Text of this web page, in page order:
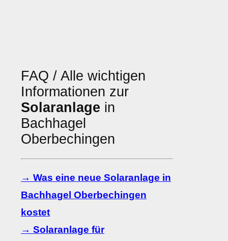
FAQ / Alle wichtigen
Informationen zur
Solaranlage in
Bachhagel
Oberbechingen
→ Was eine neue Solaranlage in
Bachhagel Oberbechingen
kostet
→ Solaranlage für